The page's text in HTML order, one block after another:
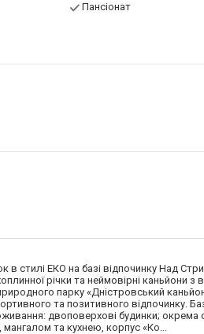
Пансіонат
стилі ЕКО на базі відпочинку Над
річки та неймовірні каньйони з
парку «Дністровський
та позитивного відпочинку.
двоповерхові будинки; окрема
та кухнею, корпус «Ко...